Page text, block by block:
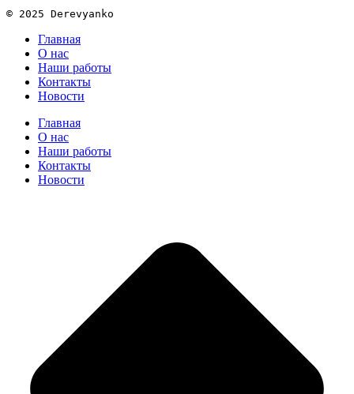
© 2025 Derevyanko
Главная
О нас
Наши работы
Контакты
Новости
Главная
О нас
Наши работы
Контакты
Новости